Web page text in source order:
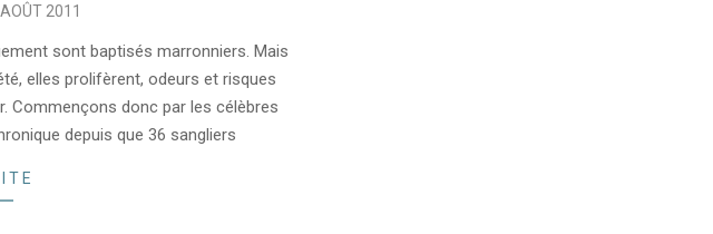
2011
sont baptisés marronniers. Mais
elles prolifèrent, odeurs et risques
Commençons donc par les célèbres
depuis que 36 sangliers